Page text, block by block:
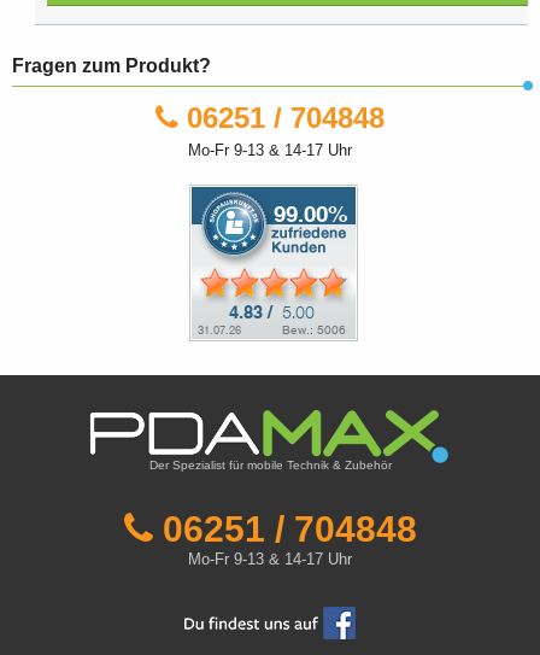
Fragen zum Produkt?
06251 / 704848
Mo-Fr 9-13 & 14-17 Uhr
Der Spezialist für mobile Technik & Zubehör
06251 / 704848
Mo-Fr 9-13 & 14-17 Uhr